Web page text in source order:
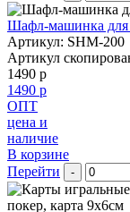
Шафл-машинка для
Артикул: SHM-200
Артикул
1490 р
1490 р
ОПТ
цена и
наличие
В корзине
Перейти
-